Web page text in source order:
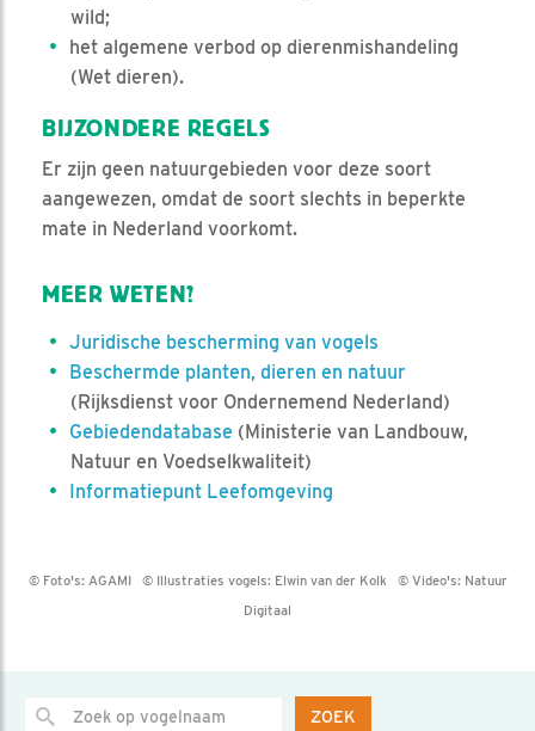
wild;
het algemene verbod op dierenmishandeling
(Wet dieren).
BIJZONDERE REGELS
Er zijn geen natuurgebieden voor deze soort
aangewezen, omdat de soort slechts in beperkte
mate in Nederland voorkomt.
MEER WETEN?
Juridische bescherming van vogels
Beschermde planten, dieren en natuur
(Rijksdienst voor Ondernemend Nederland)
Gebiedendatabase (Ministerie van Landbouw,
Natuur en Voedselkwaliteit)
Informatiepunt Leefomgeving
© Foto's: AGAMI© Illustraties vogels: Elwin van der Kolk © Video's: Natuur
Digitaal
ZOEK